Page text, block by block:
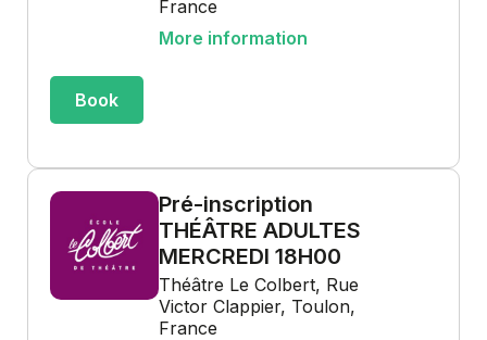
France
More information
Book
Pré-inscription
THÉÂTRE ADULTES
MERCREDI 18H00
Théâtre Le Colbert, Rue
Victor Clappier, Toulon,
France